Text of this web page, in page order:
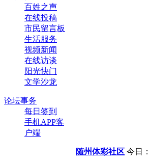
百姓之声
在线投稿
市民留言板
生活服务
视频新闻
在线访谈
阳光快门
文学沙龙
论坛事务
每日签到
手机APP客
户端
随州体彩社区 今日：